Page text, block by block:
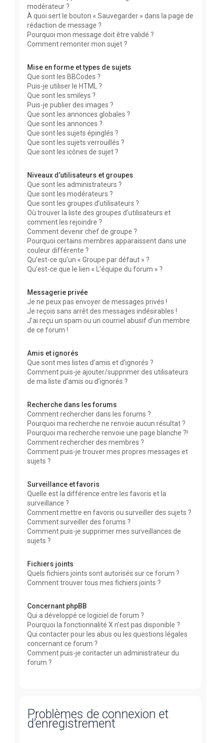
modérateur ?
À quoi sert le bouton « Sauvegarder » dans la page de
rédaction de message ?
Pourquoi mon message doit être validé ?
Comment remonter mon sujet ?
Mise en forme et types de sujets
Que sont les BBCodes ?
Puis-je utiliser le HTML ?
Que sont les smileys ?
Puis-je publier des images ?
Que sont les annonces globales ?
Que sont les annonces ?
Que sont les sujets épinglés ?
Que sont les sujets verrouillés ?
Que sont les icônes de sujet ?
Niveaux d’utilisateurs et groupes
Que sont les administrateurs ?
Que sont les modérateurs ?
Que sont les groupes d’utilisateurs ?
Où trouver la liste des groupes d’utilisateurs et
comment les rejoindre ?
Comment devenir chef de groupe ?
Pourquoi certains membres apparaissent dans une
couleur différente ?
Qu’est-ce qu’un « Groupe par défaut » ?
Qu’est-ce que le lien « L’équipe du forum » ?
Messagerie privée
Je ne peux pas envoyer de messages privés !
Je reçois sans arrêt des messages indésirables !
J’ai reçu un spam ou un courriel abusif d’un membre
de ce forum !
Amis et ignorés
Que sont mes listes d’amis et d’ignorés ?
Comment puis-je ajouter/supprimer des utilisateurs
de ma liste d’amis ou d’ignorés ?
Recherche dans les forums
Comment rechercher dans les forums ?
Pourquoi ma recherche ne renvoie aucun résultat ?
Pourquoi ma recherche renvoie une page blanche ?!
Comment rechercher des membres ?
Comment puis-je trouver mes propres messages et
sujets ?
Surveillance et favoris
Quelle est la différence entre les favoris et la
surveillance ?
Comment mettre en favoris ou surveiller des sujets ?
Comment surveiller des forums ?
Comment puis-je supprimer mes surveillances de
sujets ?
Fichiers joints
Quels fichiers joints sont autorisés sur ce forum ?
Comment trouver tous mes fichiers joints ?
Concernant phpBB
Qui a développé ce logiciel de forum ?
Pourquoi la fonctionnalité X n’est pas disponible ?
Qui contacter pour les abus ou les questions légales
concernant ce forum ?
Comment puis-je contacter un administrateur du
forum ?
Problèmes de connexion et
d’enregistrement